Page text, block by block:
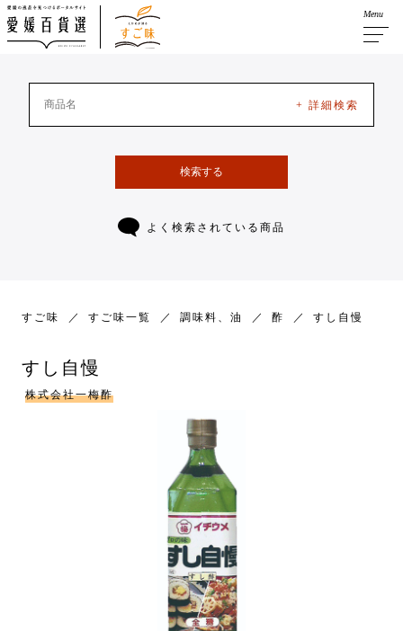
Menu
+ 詳細検索
検索する
よく検索されている商品
すご味 すご味一覧 調味料、油 酢 すし自慢
すし自慢
株式会社一梅酢